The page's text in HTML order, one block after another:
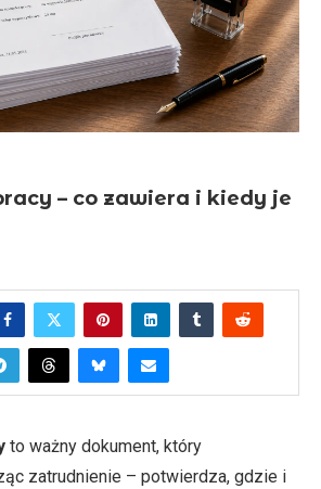
– co zawiera i kiedy je
to ważny dokument, który
zatrudnienie – potwierdza, gdzie i